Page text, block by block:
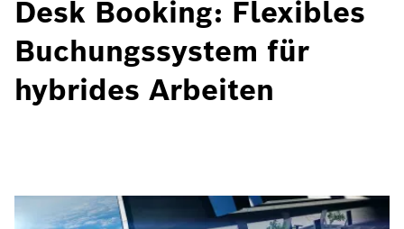
Desk Booking: Flexibles
Buchungssystem für
hybrides Arbeiten